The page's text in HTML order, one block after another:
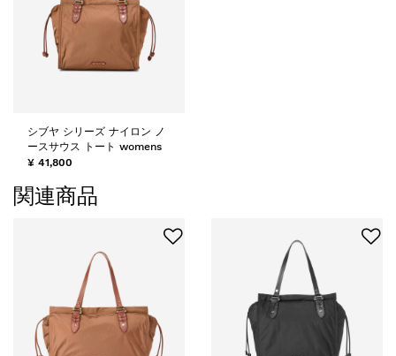
シブヤ シリーズ ナイロン ノ
ースサウス トート womens
¥ 41,800
関連商品